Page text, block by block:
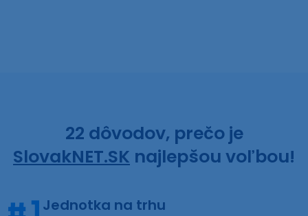
22 dôvodov, prečo je
SlovakNET.SK najlepšou voľbou!
Jednotka na trhu